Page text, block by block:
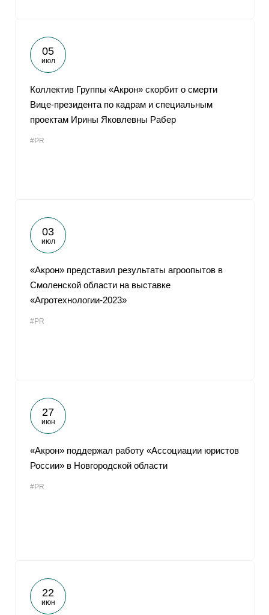
05
июл
Коллектив Группы «Акрон» скорбит о смерти
Вице-президента по кадрам и специальным
проектам Ирины Яковлевны Рабер
#PR
03
июл
«Акрон» представил результаты агроопытов в
Смоленской области на выставке
«Агротехнологии-2023»
#PR
27
июн
«Акрон» поддержал работу «Ассоциации юристов
России» в Новгородской области
#PR
22
июн